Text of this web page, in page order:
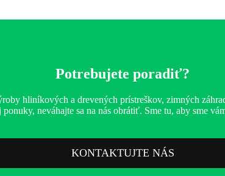
Potrebujete poradiť?
hliníkových a drevených prístreškov, zimných
neváhajte sa na nás obrátiť. Sme tu, aby sme
KONTAKTUJTE NÁS